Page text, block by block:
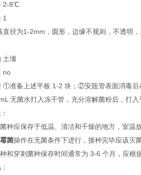
2-8℃
1
直径为1-2mm，圆形，边缘不规则，不透明
土壤
no
①准备上述平板 1-2 块；②安瓿管表面消毒
无菌水打入冻干管，充分溶解菌粉后，打
种应保存于低温、清洁和干燥的地方，室温
菌操作在无菌条件下进行，接种完毕应该灭
和穿刺菌种保存时间通常为 3-6 个月，应